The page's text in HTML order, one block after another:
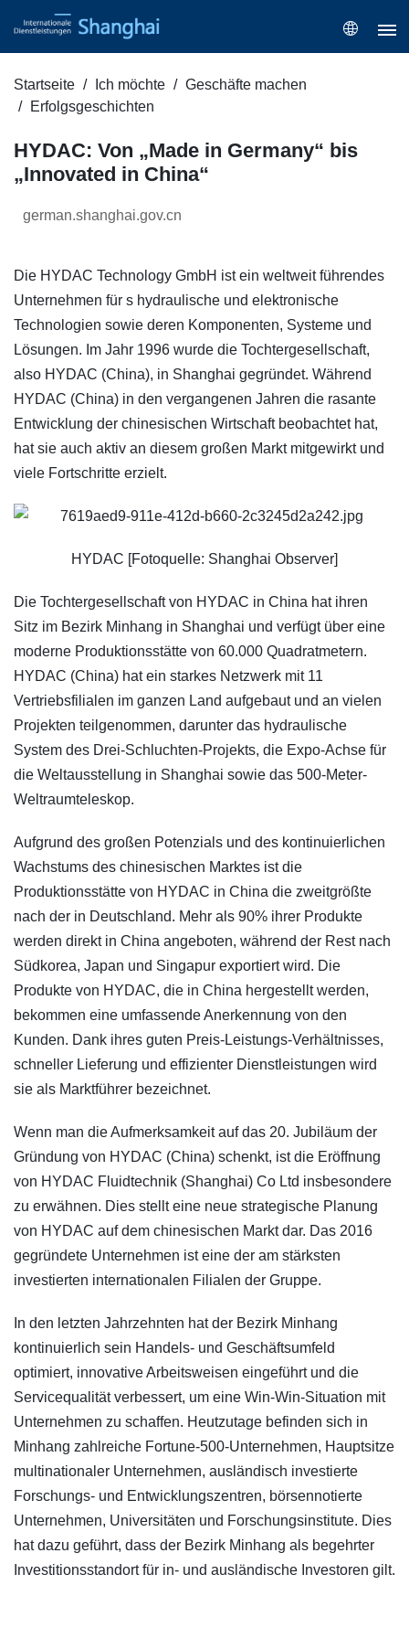
Startseite Ich möchte
Geschäfte machen
Erfolgsgeschichten
HYDAC: Von „Made in Germany“ bis
„Innovated in China“
german.shanghai.gov.cn
Die HYDAC Technology GmbH ist ein weltweit führendes
Unternehmen für s hydraulische und elektronische
Technologien sowie deren Komponenten, Systeme und
Lösungen. Im Jahr 1996 wurde die Tochtergesellschaft,
also HYDAC (China), in Shanghai gegründet. Während
HYDAC (China) in den vergangenen Jahren die rasante
Entwicklung der chinesischen Wirtschaft beobachtet hat,
hat sie auch aktiv an diesem großen Markt mitgewirkt und
viele Fortschritte erzielt.
HYDAC [Fotoquelle: Shanghai Observer]
Die Tochtergesellschaft von HYDAC in China hat ihren
Sitz im Bezirk Minhang in Shanghai und verfügt über eine
moderne Produktionsstätte von 60.000 Quadratmetern.
HYDAC (China) hat ein starkes Netzwerk mit 11
Vertriebsfilialen im ganzen Land aufgebaut und an vielen
Projekten teilgenommen, darunter das hydraulische
System des Drei-Schluchten-Projekts, die Expo-Achse für
die Weltausstellung in Shanghai sowie das 500-Meter-
Weltraumteleskop.
Aufgrund des großen Potenzials und des kontinuierlichen
Wachstums des chinesischen Marktes ist die
Produktionsstätte von HYDAC in China die zweitgrößte
nach der in Deutschland. Mehr als 90% ihrer Produkte
werden direkt in China angeboten, während der Rest nach
Südkorea, Japan und Singapur exportiert wird. Die
Produkte von HYDAC, die in China hergestellt werden,
bekommen eine umfassende Anerkennung von den
Kunden. Dank ihres guten Preis-Leistungs-Verhältnisses,
schneller Lieferung und effizienter Dienstleistungen wird
sie als Marktführer bezeichnet.
Wenn man die Aufmerksamkeit auf das 20. Jubiläum der
Gründung von HYDAC (China) schenkt, ist die Eröffnung
von HYDAC Fluidtechnik (Shanghai) Co Ltd insbesondere
zu erwähnen. Dies stellt eine neue strategische Planung
von HYDAC auf dem chinesischen Markt dar. Das 2016
gegründete Unternehmen ist eine der am stärksten
investierten internationalen Filialen der Gruppe.
In den letzten Jahrzehnten hat der Bezirk Minhang
kontinuierlich sein Handels- und Geschäftsumfeld
optimiert, innovative Arbeitsweisen eingeführt und die
Servicequalität verbessert, um eine Win-Win-Situation mit
Unternehmen zu schaffen. Heutzutage befinden sich in
Minhang zahlreiche Fortune-500-Unternehmen, Hauptsitze
multinationaler Unternehmen, ausländisch investierte
Forschungs- und Entwicklungszentren, börsennotierte
Unternehmen, Universitäten und Forschungsinstitute. Dies
hat dazu geführt, dass der Bezirk Minhang als begehrter
Investitionsstandort für in- und ausländische Investoren gilt.